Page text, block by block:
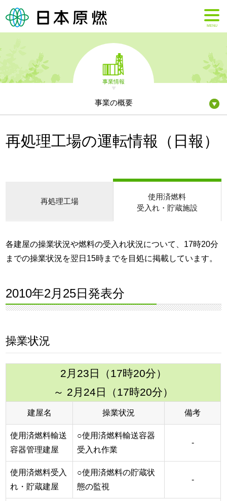
MENU
事業情報
事業の概要
再処理工場の運転情報（日報）
再処理工場
使用済燃料
受入れ・貯蔵施設
各建屋の操業状況や燃料の受入れ状況について、17時20分
までの操業状況を翌日15時までを目処に掲載しています。
2010年2月25日発表分
操業状況
2月23日（17時20分）
～ 2月24日（17時20分）
建屋名 操業状況 備考
使用済燃料輸送
容器管理建屋
○使用済燃料輸送容器
受入れ作業
-
使用済燃料受入
れ・貯蔵建屋
○使用済燃料の貯蔵状
態の監視
-